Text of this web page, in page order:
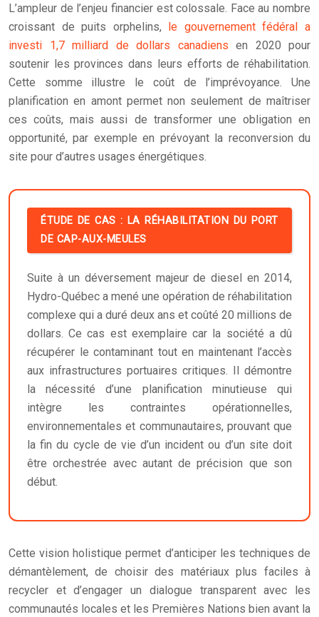
L’ampleur de l’enjeu financier est colossale. Face au nombre
croissant de puits orphelins, le gouvernement fédéral a
investi 1,7 milliard de dollars canadiens en 2020 pour
soutenir les provinces dans leurs efforts de réhabilitation.
Cette somme illustre le coût de l’imprévoyance. Une
planification en amont permet non seulement de maîtriser
ces coûts, mais aussi de transformer une obligation en
opportunité, par exemple en prévoyant la reconversion du
site pour d’autres usages énergétiques.
ÉTUDE DE CAS : LA RÉHABILITATION DU PORT
DE CAP-AUX-MEULES
Suite à un déversement majeur de diesel en 2014,
Hydro-Québec a mené une opération de réhabilitation
complexe qui a duré deux ans et coûté 20 millions de
dollars. Ce cas est exemplaire car la société a dû
récupérer le contaminant tout en maintenant l’accès
aux infrastructures portuaires critiques. Il démontre
la nécessité d’une planification minutieuse qui
intègre les contraintes opérationnelles,
environnementales et communautaires, prouvant que
la fin du cycle de vie d’un incident ou d’un site doit
être orchestrée avec autant de précision que son
début.
Cette vision holistique permet d’anticiper les techniques de
démantèlement, de choisir des matériaux plus faciles à
recycler et d’engager un dialogue transparent avec les
communautés locales et les Premières Nations bien avant la